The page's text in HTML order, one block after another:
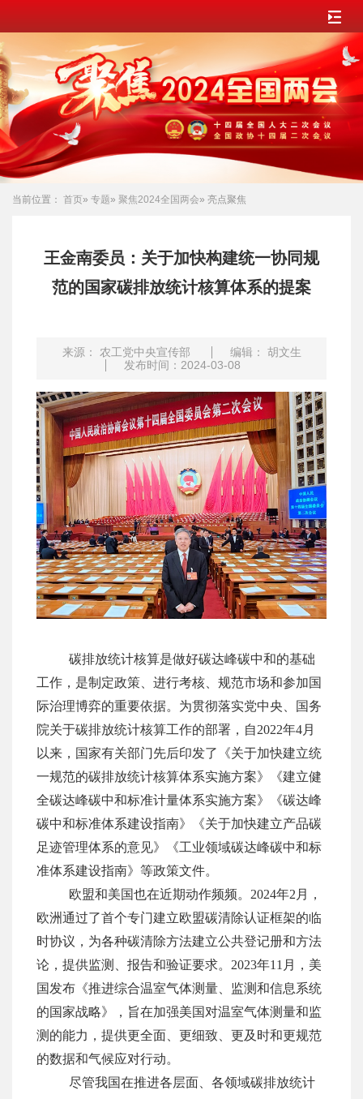
当前位置： 首页» 专题» 聚焦2024全国两会» 亮点聚焦
王金南委员：关于加快构建统一协同规
范的国家碳排放统计核算体系的提案
来源： 农工党中央宣传部
编辑： 胡文生
发布时间：2024-03-08
碳排放统计核算是做好碳达峰碳中和的基础
工作，是制定政策、进行考核、规范市场和参加国
际治理博弈的重要依据。为贯彻落实党中央、国务
院关于碳排放统计核算工作的部署，自2022年4月
以来，国家有关部门先后印发了《关于加快建立统
一规范的碳排放统计核算体系实施方案》《建立健
全碳达峰碳中和标准计量体系实施方案》《碳达峰
碳中和标准体系建设指南》《关于加快建立产品碳
足迹管理体系的意见》
《工业领域碳达峰碳中和标
准体系建设指南》 等政策文件。
欧盟和美国也在近期动作频频。2024年2月，
欧洲通过了首个专门建立欧盟碳清除认证框架的临
时协议，为各种碳清除方法建立公共登记册和方法
论，提供监测、报告和验证要求。2023年11月，美
国发布《推进综合温室气体测量、监测和信息系统
的国家战略》，旨在加强美国对温室气体测量和监
测的能力，提供更全面、更细致、更及时和更规范
的数据和气候应对行动。
尽管我国在推进各层面、各领域碳排放统计